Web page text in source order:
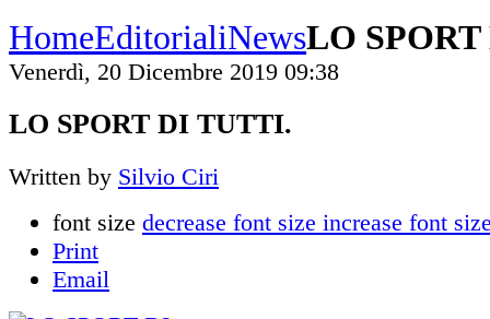
HomeEditorialiNewsLO
Venerdì, 20 Dicembre 2019 09:38
LO SPORT DI TUTTI.
Written by Silvio Ciri
font size decrease font size increase font
Print
Email